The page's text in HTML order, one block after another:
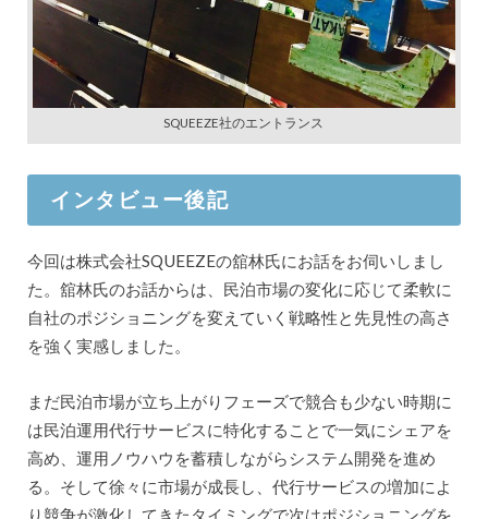
SQUEEZE社のエントランス
インタビュー後記
今回は株式会社SQUEEZEの舘林氏にお話をお伺いしまし
た。舘林氏のお話からは、民泊市場の変化に応じて柔軟に
自社のポジショニングを変えていく戦略性と先見性の高さ
を強く実感しました。
まだ民泊市場が立ち上がりフェーズで競合も少ない時期に
は民泊運用代行サービスに特化することで一気にシェアを
高め、運用ノウハウを蓄積しながらシステム開発を進め
る。そして徐々に市場が成長し、代行サービスの増加によ
り競争が激化してきたタイミングで次はポジショニングを